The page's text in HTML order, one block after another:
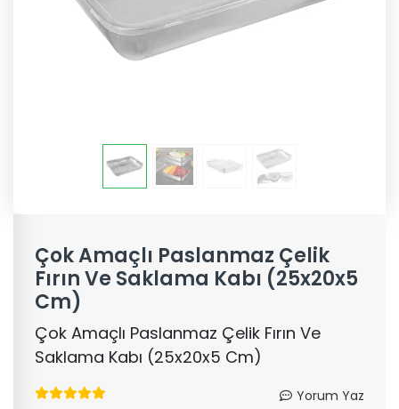
Çok Amaçlı Paslanmaz Çelik
Fırın Ve Saklama Kabı (25x20x5
Cm)
Çok Amaçlı Paslanmaz Çelik Fırın Ve
Saklama Kabı (25x20x5 Cm)
Yorum Yaz